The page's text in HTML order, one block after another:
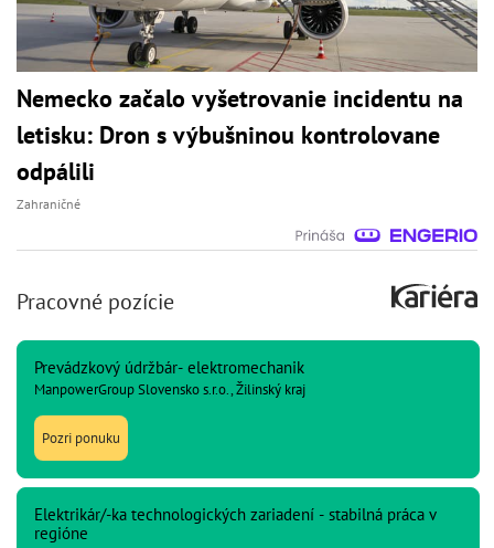
Nemecko začalo vyšetrovanie incidentu na
letisku: Dron s výbušninou kontrolovane
odpálili
Zahraničné
Pracovné pozície
Prevádzkový údržbár- elektromechanik
ManpowerGroup Slovensko s.r.o., Žilinský kraj
Pozri ponuku
Elektrikár/-ka technologických zariadení - stabilná práca v
regióne